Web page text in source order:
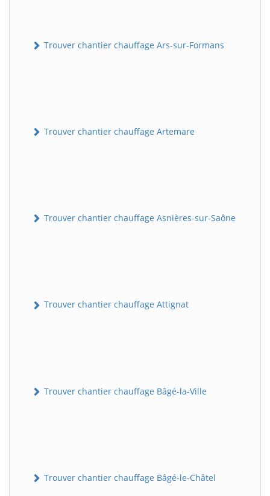
Trouver chantier chauffage Ars-sur-Formans
Trouver chantier chauffage Artemare
Trouver chantier chauffage Asnières-sur-Saône
Trouver chantier chauffage Attignat
Trouver chantier chauffage Bâgé-la-Ville
Trouver chantier chauffage Bâgé-le-Châtel